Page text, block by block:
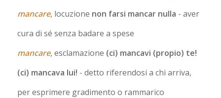
mancare, locuzione non farsi mancar nulla - aver
cura di sé senza badare a spese
mancare, esclamazione (ci) mancavi (propio) te!
(ci) mancava lui! - detto riferendosi a chi arriva,
per esprimere gradimento o rammarico